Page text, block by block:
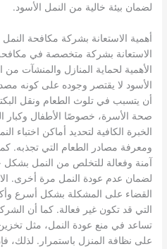
لضمان بيئة خالية من النمل الأسود.
أهمية الاستعانة بشركة مكافحة النمل
الاستعانة بشركة متخصصة في مكافحة
الأهمية لحماية المنازل والمنشآت من
الأسود لا يقتصر وجوده على كونه
أن يتسبب في تلوث الطعام ونقل
صحة الأسرة، خصوصًا الأطفال
الخبرة الكافية لتحديد أماكن اختباء
ومعرفة مصادر الطعام التي تجذبه.
آمنة وفعالة للتخلص من النمل
لضمان عدم عودة النمل مرة أخرى.
القضاء على المشكلة بشكل أسرع
التي قد تكون غير فعالة. كما أن
تساعد في منع عودة النمل، مثل
على نظافة المنزل باستمرار. لذلك،